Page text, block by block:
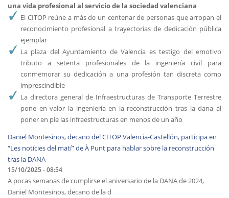
una vida profesional al servicio de la sociedad valenciana
El CITOP reúne a más de un centenar de personas que arropan el
reconocimiento profesional a trayectorias de dedicación pública
ejemplar
La plaza del Ayuntamiento de Valencia es testigo del emotivo
tributo a setenta profesionales de la ingeniería civil para
conmemorar su dedicación a una profesión tan discreta como
imprescindible
La directora general de Infraestructuras de Transporte Terrestre
pone en valor la ingeniería en la reconstrucción tras la dana al
poner en pie las infraestructuras en menos de un año
Daniel Montesinos, decano del CITOP Valencia-Castellón, participa en
“Les notícies del matí” de À Punt para hablar sobre la reconstrucción
tras la DANA
15/10/2025 - 08:54
A pocas semanas de cumplirse el aniversario de la DANA de 2024,
Daniel Montesinos, decano de la d